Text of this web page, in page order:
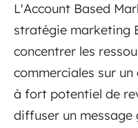
L'Account Based
stratégie marketing
concentrer les
commerciales sur
à fort potentiel de
diffuser un message